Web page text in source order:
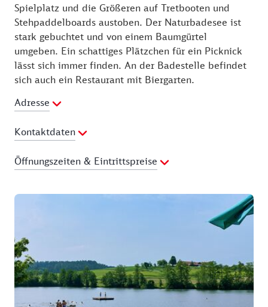
Spielplatz und die Größeren auf Tretbooten und
Stehpaddelboards austoben. Der Naturbadesee ist
stark gebuchtet und von einem Baumgürtel
umgeben. Ein schattiges Plätzchen für ein Picknick
lässt sich immer finden. An der Badestelle befindet
sich auch ein Restaurant mit Biergarten.
Adresse
Kontaktdaten
Ansprechpartner:Wildfang Leitgering
Telefon:08683 8919881
Webseite:
http://www.tittmoning.de/de/tourismus/freizeit/
Öffnungszeiten & Eintrittspreise
Erwachsene: 3,00 €
Reduziert: 2,00 € Studenten, Berufsschüler (incl.
BOS, FOS), Schwerbehinderte